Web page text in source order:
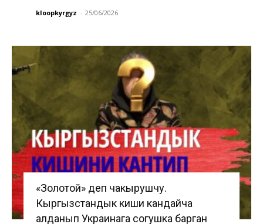
kloopkyrgyz - 25/06/2026
«Золотой» деп чакырушчу.
Кыргызстандык киши кандайча
алданып Украинага согушка барган